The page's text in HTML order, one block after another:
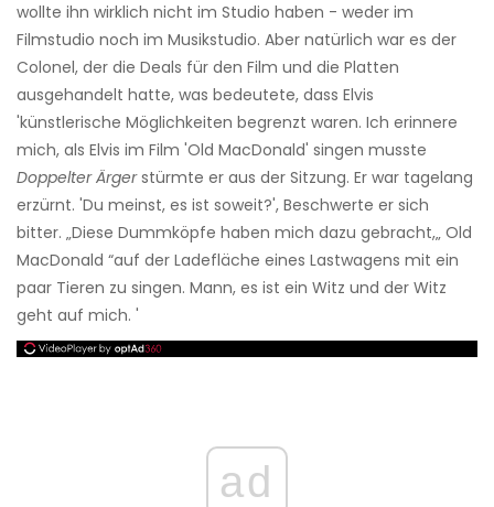
wollte ihn wirklich nicht im Studio haben - weder im
Filmstudio noch im Musikstudio. Aber natürlich war es der
Colonel, der die Deals für den Film und die Platten
ausgehandelt hatte, was bedeutete, dass Elvis
'künstlerische Möglichkeiten begrenzt waren. Ich erinnere
mich, als Elvis im Film 'Old MacDonald' singen musste
Doppelter Ärgerstürmte er aus der Sitzung. Er war tagelang
erzürnt. 'Du meinst, es ist soweit?', Beschwerte er sich
bitter. „Diese Dummköpfe haben mich dazu gebracht,„ Old
MacDonald “auf der Ladefläche eines Lastwagens mit ein
paar Tieren zu singen. Mann, es ist ein Witz und der Witz
geht auf mich. '
ad